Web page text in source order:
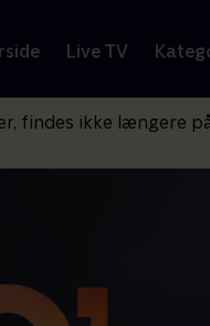
Live TV
findes ikke længere